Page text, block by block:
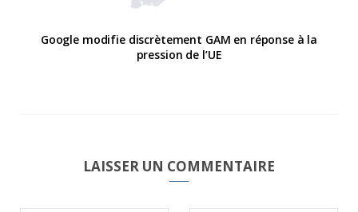
Google modifie discrètement GAM en réponse à la
pression de l’UE
LAISSER UN COMMENTAIRE